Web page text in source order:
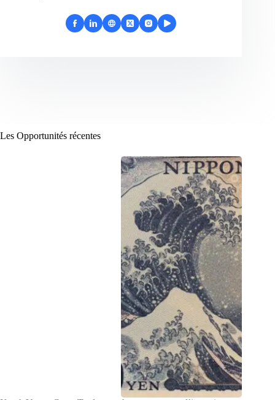
Les Opportunités récentes